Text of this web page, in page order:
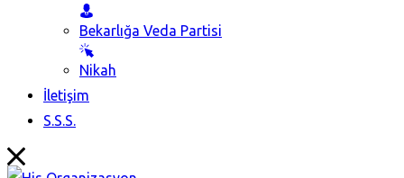
Bekarlığa Veda Partisi
Nikah
İletişim
S.S.S.